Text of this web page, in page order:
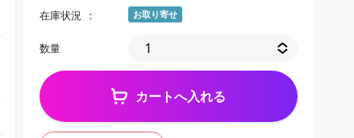
在庫状況 お取り寄せ
数量
カートへ入れる